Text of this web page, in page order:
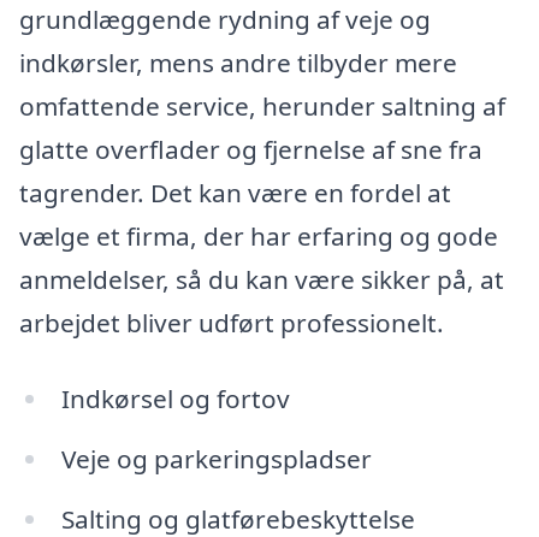
grundlæggende rydning af veje og
indkørsler, mens andre tilbyder mere
omfattende service, herunder saltning af
glatte overflader og fjernelse af sne fra
tagrender. Det kan være en fordel at
vælge et firma, der har erfaring og gode
anmeldelser, så du kan være sikker på, at
arbejdet bliver udført professionelt.
Indkørsel og fortov
Veje og parkeringspladser
Salting og glatførebeskyttelse